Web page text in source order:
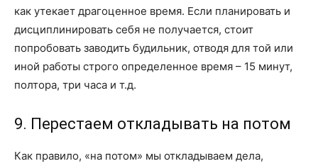
как утекает драгоценное время. Если планировать и
дисциплинировать себя не получается, стоит
попробовать заводить будильник, отводя для той или
иной работы строго определенное время – 15 минут,
полтора, три часа и т.д.
9. Перестаем откладывать на потом
Как правило, «на потом» мы откладываем дела,